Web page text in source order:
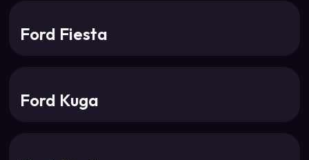
Ford Fiesta
Ford Kuga